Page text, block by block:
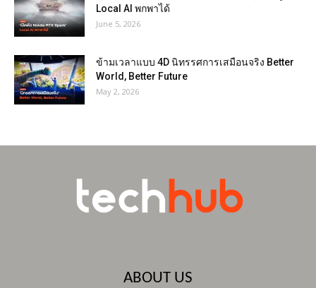
Local AI พกพาได้
June 5, 2026
ข้ามเวลาแบบ 4D นิทรรศการเสมือนจริง Better
World, Better Future
May 2, 2026
ABOUT US